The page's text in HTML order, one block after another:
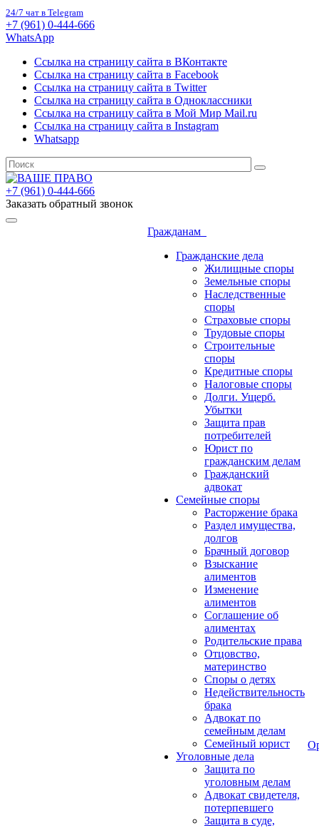
24/7 чат в Telegram
+7 (961) 0-444-666
WhatsApp
Ссылка на страницу сайта в ВКонтакте
Ссылка на страницу сайта в Facebook
Ссылка на страницу сайта в Twitter
Ссылка на страницу сайта в Одноклассники
Ссылка на страницу сайта в Мой Мир Mail.ru
Ссылка на страницу сайта в Instagram
Whatsapp
+7 (961) 0-444-666
Заказать обратный звонок
Гражданам
Гражданские дела
Жилищные споры
Земельные споры
Наследственные
споры
Страховые споры
Трудовые споры
Строительные
споры
Кредитные споры
Налоговые споры
Долги. Ущерб.
Убытки
Защита прав
потребителей
Юрист по
гражданским делам
Гражданский
адвокат
Семейные споры
Расторжение брака
Раздел имущества,
долгов
Брачный договор
Взыскание
алиментов
Изменение
алиментов
Соглашение об
алиментах
Родительские права
Отцовство,
материнство
Споры о детях
Недействительность
брака
Адвокат по
семейным делам
Семейный юрист
Уголовные дела
Защита по
уголовным делам
Адвокат свидетеля,
потерпевшего
Защита в суде,